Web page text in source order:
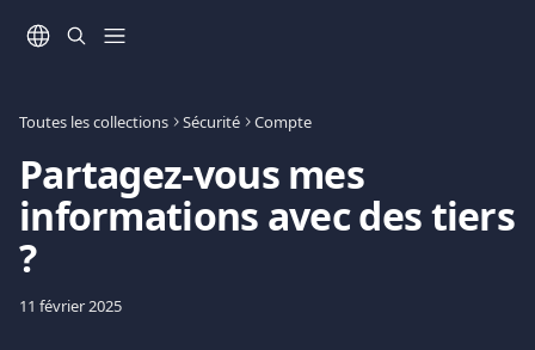
Toutes les collections Sécurité Compte
Partagez-vous mes
informations avec des tiers
?
11 février 2025